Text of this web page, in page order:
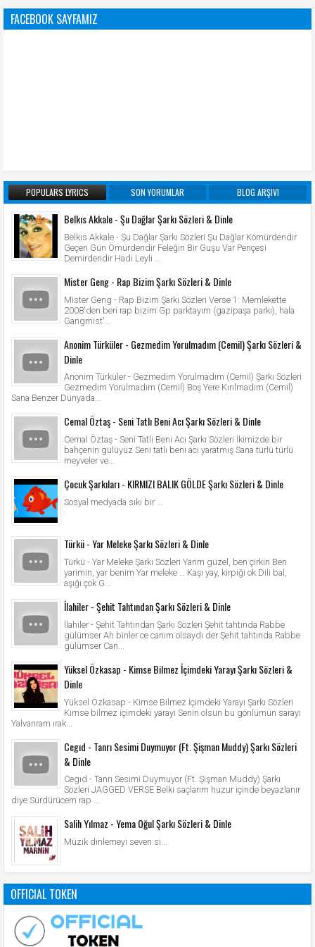
FACEBOOK SAYFAMIZ
POPULARS LYRICS SON YORUMLAR BLOG ARŞIVI
Belkıs Akkale - Şu Dağlar Şarkı Sözleri & Dinle
Belkıs Akkale - Şu Dağlar Şarkı Sözleri Şu Dağlar Kömürdendir
Geçen Gün Ömürdendir Feleğin Bir Guşu Var Pençesi
Demirdendir Hadi Leyli ...
Mister Geng - Rap Bizim Şarkı Sözleri & Dinle
Mister Geng - Rap Bizim Şarkı Sözleri Verse 1: Memlekette
2008'den beri rap bizim Gp parktayım (gazipaşa parkı), hala
Gangmist'...
Anonim Türküler - Gezmedim Yorulmadım (Cemil) Şarkı Sözleri &
Dinle
Anonim Türküler - Gezmedim Yorulmadım (Cemil) Şarkı Sözleri
Gezmedim Yorulmadım (Cemil) Boş Yere Kırılmadım (Cemil)
Sana Benzer Dünyada...
Cemal Öztaş - Seni Tatlı Beni Acı Şarkı Sözleri & Dinle
Cemal Öztaş - Seni Tatlı Beni Acı Şarkı Sözleri İkimizde bir
bahçenin gülüyüz Seni tatlı beni acı yaratmış Sana türlü türlü
meyveler ve...
Çocuk Şarkıları - KIRMIZI BALIK GÖLDE Şarkı Sözleri & Dinle
Sosyal medyada sıkı bir ...
Türkü - Yar Meleke Şarkı Sözleri & Dinle
Türkü - Yar Meleke Şarkı Sözleri Yarim güzel, ben çirkin Ben
yarimin, yar benim Yar meleke … Kaşı yay, kirpiği ok Dili bal,
aşığı çok G...
İlahiler - Şehit Tahtından Şarkı Sözleri & Dinle
İlahiler - Şehit Tahtından Şarkı Sözleri Şehit tahtında Rabbe
gülümser Ah binler ce canım olsaydı der Şehit tahtında Rabbe
gülümser Can...
Yüksel Özkasap - Kimse Bilmez İçimdeki Yarayı Şarkı Sözleri &
Dinle
Yüksel Özkasap - Kimse Bilmez İçimdeki Yarayı Şarkı Sözleri
Kimse bilmez içimdeki yarayı Senin olsun bu gönlümün sarayı
Yalvarıram ırak...
Cegıd - Tanrı Sesimi Duymuyor (Ft. Şişman Muddy) Şarkı Sözleri
& Dinle
Cegıd - Tanrı Sesimi Duymuyor (Ft. Şişman Muddy) Şarkı
Sözleri JAGGED VERSE Belki saçlarım huzur içinde beyazlanır
diye Sürdürücem rap ...
Salih Yılmaz - Yema Oğul Şarkı Sözleri & Dinle
Müzik dinlemeyi seven si...
OFFICIAL TOKEN